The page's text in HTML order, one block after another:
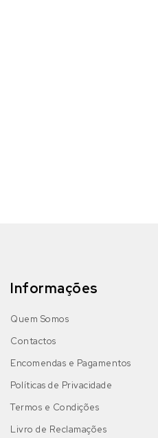
Informações
Quem Somos
Contactos
Encomendas e Pagamentos
Políticas de Privacidade
Termos e Condições
Livro de Reclamações